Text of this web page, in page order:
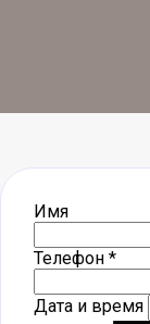
Имя
Телефон *
Дата и время